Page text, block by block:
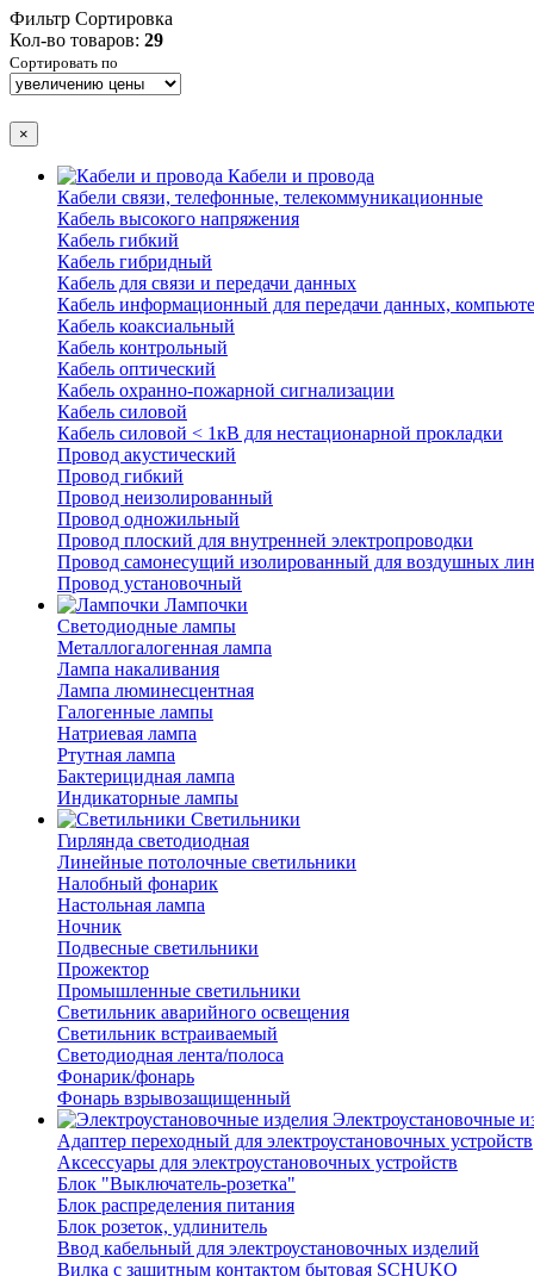
Фильтр Сортировка
Кол-во товаров: 29
Сортировать по
×
Кабели и провода
Кабели связи, телефонные, телекоммуникационные
Кабель высокого напряжения
Кабель гибкий
Кабель гибридный
Кабель для связи и передачи данных
Кабель информационный для передачи данных,
Кабель коаксиальный
Кабель контрольный
Кабель оптический
Кабель охранно-пожарной сигнализации
Кабель силовой
Кабель силовой < 1кВ для нестационарной прокладки
Провод акустический
Провод гибкий
Провод неизолированный
Провод одножильный
Провод плоский для внутренней электропроводки
Провод самонесущий изолированный для воздушных
Провод установочный
Лампочки
Светодиодные лампы
Металлогалогенная лампа
Лампа накаливания
Лампа люминесцентная
Галогенные лампы
Натриевая лампа
Ртутная лампа
Бактерицидная лампа
Индикаторные лампы
Светильники
Гирлянда светодиодная
Линейные потолочные светильники
Налобный фонарик
Настольная лампа
Ночник
Подвесные светильники
Прожектор
Промышленные светильники
Светильник аварийного освещения
Светильник встраиваемый
Светодиодная лента/полоса
Фонарик/фонарь
Фонарь взрывозащищенный
Электроустановочные
Адаптер переходный для электроустановочных устройств
Аксессуары для электроустановочных устройств
Блок "Выключатель-розетка"
Блок распределения питания
Блок розеток, удлинитель
Ввод кабельный для электроустановочных изделий
Вилка с защитным контактом бытовая SCHUKO